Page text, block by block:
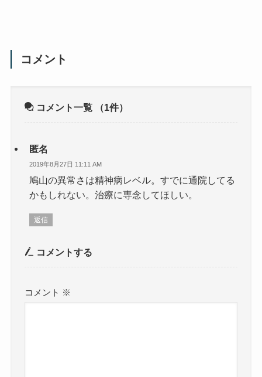
コメント
コメント一覧 （1件）
匿名
2019年8月27日 11:11 AM
鳩山の異常さは精神病レベル。すでに通院してる
かもしれない。治療に専念してほしい。
返信
コメントする
コメント ※